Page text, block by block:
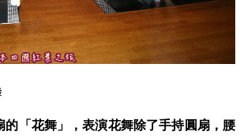
的「花舞」，表演花舞除了手持圓扇，腰